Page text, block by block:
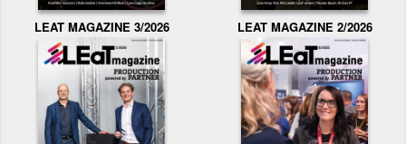
LEAT MAGAZINE 3/2026 LEAT MAGAZINE 2/2026